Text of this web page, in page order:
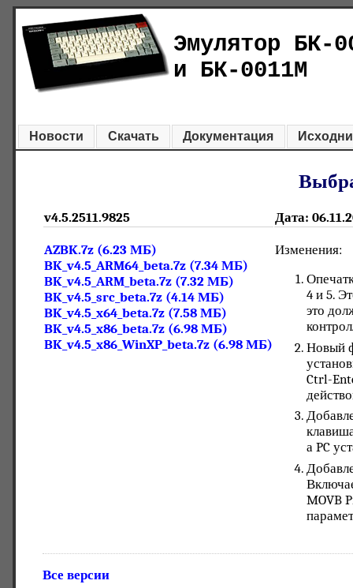
Эмулятор БК-
и БК-0011М
Новости Скачать Документация
v4.5.2511.9825 Дата:
AZBK.7z (6.23 МБ)
BK_v4.5_ARM64_beta.7z (7.34 МБ)
BK_v4.5_ARM_beta.7z (7.32 МБ)
BK_v4.5_src_beta.7z (4.14 МБ)
BK_v4.5_x64_beta.7z (7.58 МБ)
BK_v4.5_x86_beta.7z (6.98 МБ)
BK_v4.5_x86_WinXP_beta.7z (6.98 МБ)
Изменения:
4 и 5.
это
Новый
Ctrl-
а PC
MOVB
Все версии